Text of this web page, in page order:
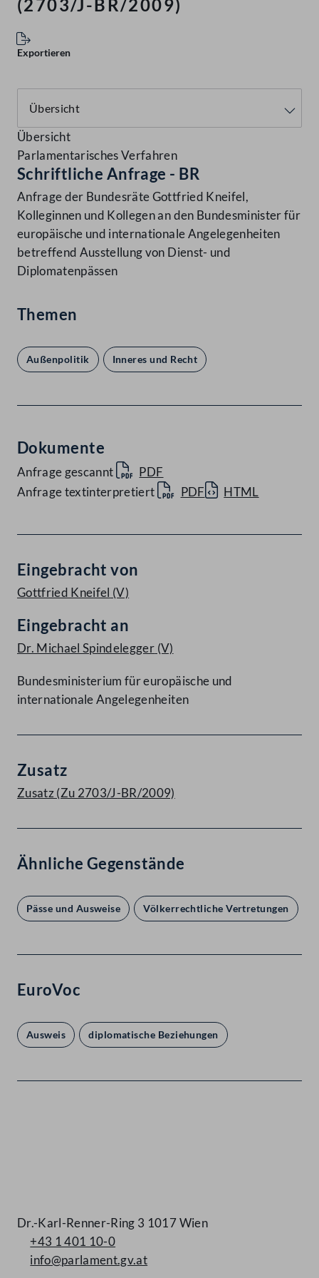
(2703/J-BR/2009)
Exportieren
Übersicht
Parlamentarisches Verfahren
Schriftliche Anfrage - BR
Anfrage der Bundesräte Gottfried Kneifel,
Kolleginnen und Kollegen an den Bundesminister für
europäische und internationale Angelegenheiten
betreffend Ausstellung von Dienst- und
Diplomatenpässen
Themen
Außenpolitik Inneres und Recht
Dokumente
Anfrage gescannt
PDF
Anfrage textinterpretiert
PDF HTML
Eingebracht von
Gottfried Kneifel (V)
Eingebracht an
Dr. Michael Spindelegger (V)
Bundesministerium für europäische und
internationale Angelegenheiten
Zusatz
Zusatz (Zu 2703/J-BR/2009)
Ähnliche Gegenstände
Pässe und Ausweise Völkerrechtliche Vertretungen
EuroVoc
Ausweis diplomatische Beziehungen
Dr.-Karl-Renner-Ring 3 1017 Wien
+43 1 401 10-0
info@parlament.gv.at